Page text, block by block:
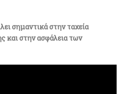
σημαντικά στην ταχεία
και στην ασφάλεια των